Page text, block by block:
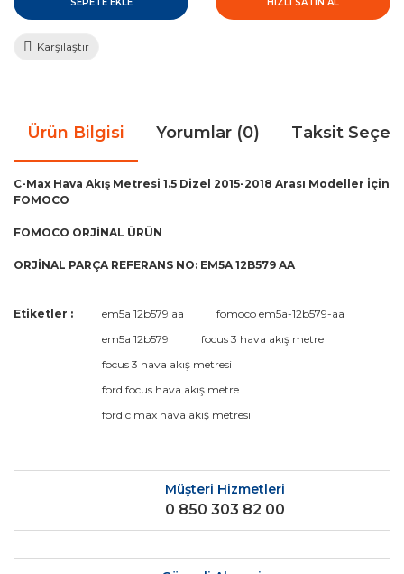
Karşılaştır
Ürün Bilgisi Yorumlar (0) Taksit
C-Max Hava Akış Metresi 1.5 Dizel 2015-2018 Arası Modeller İçin
FOMOCO
FOMOCO ORJİNAL ÜRÜN
ORJİNAL PARÇA REFERANS NO: EM5A 12B579 AA
Bu ürüne ilk yorumu siz yapın!
Yorum Yaz
Bu ürünün fiyat bilgisi, resim, ürün açıklamalarında ve diğer
kullanarak tarafımıza iletebilirsiniz.
Görüş ve önerileriniz için teşekkür ederiz.
Ürün fiyatı diğer sitelerden daha pahalı.
Bu ürüne benzer farklı alternatifler olmalı.
Etiketler : em5a 12b579 aa
fomoco em5a-12b579-aa
em5a 12b579
focus 3 hava akış metre
focus 3 hava akış metresi
ford focus hava akış metre
ford c max hava akış metresi
Müşteri Hizmetleri
0 850 303 82 00